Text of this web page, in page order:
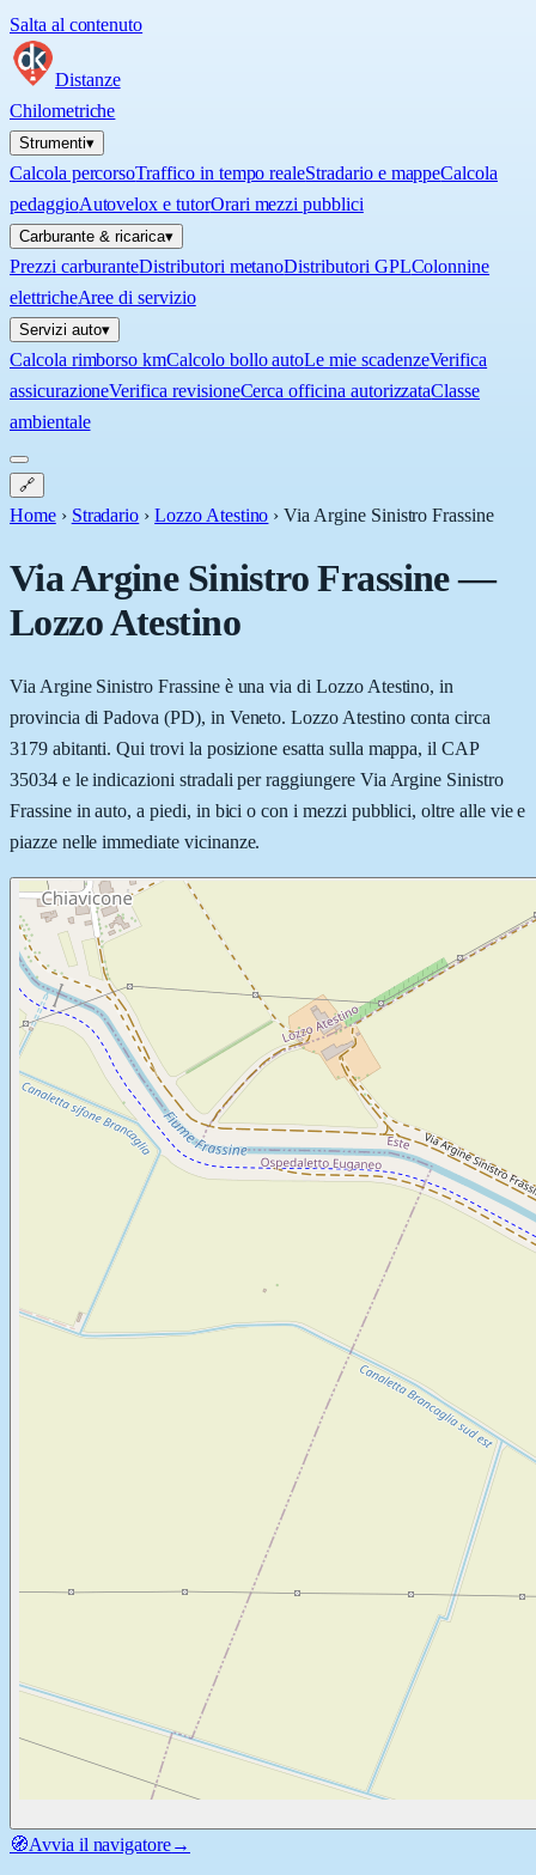
Salta al contenuto
Distanze
Chilometriche
Strumenti▾
Calcola percorsoTraffico in tempo realeStradario e mappeCalcola
pedaggioAutovelox e tutorOrari mezzi pubblici
Carburante & ricarica▾
Prezzi carburanteDistributori metanoDistributori GPLColonnine
elettricheAree di servizio
Servizi auto▾
Calcola rimborso kmCalcolo bollo autoLe mie scadenzeVerifica
assicurazioneVerifica revisioneCerca officina autorizzataClasse
ambientale
🔗
Home › Stradario › Lozzo Atestino ›Via Argine Sinistro Frassine
Via Argine Sinistro Frassine—
Lozzo Atestino
Via Argine Sinistro Frassine è una via di Lozzo Atestino, in
provincia di Padova (PD), in Veneto. Lozzo Atestino conta circa
3179 abitanti. Qui trovi la posizione esatta sulla mappa, il CAP
35034 e le indicazioni stradali per raggiungere Via Argine Sinistro
Frassine in auto, a piedi, in bici o con i mezzi pubblici, oltre alle vie e
piazze nelle immediate vicinanze.
🧭Avvia il navigatore→